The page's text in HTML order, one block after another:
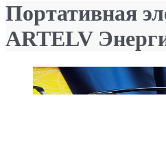
Портативная
ARTELV